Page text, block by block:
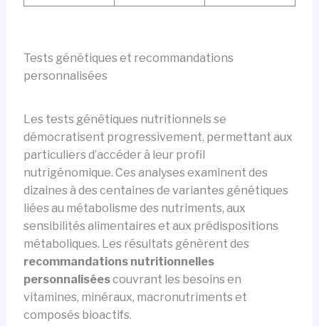
Tests génétiques et recommandations
personnalisées
Les tests génétiques nutritionnels se
démocratisent progressivement, permettant aux
particuliers d’accéder à leur profil
nutrigénomique. Ces analyses examinent des
dizaines à des centaines de variantes génétiques
liées au métabolisme des nutriments, aux
sensibilités alimentaires et aux prédispositions
métaboliques. Les résultats génèrent des
recommandations nutritionnelles
personnaliséescouvrant les besoins en
vitamines, minéraux, macronutriments et
composés bioactifs.